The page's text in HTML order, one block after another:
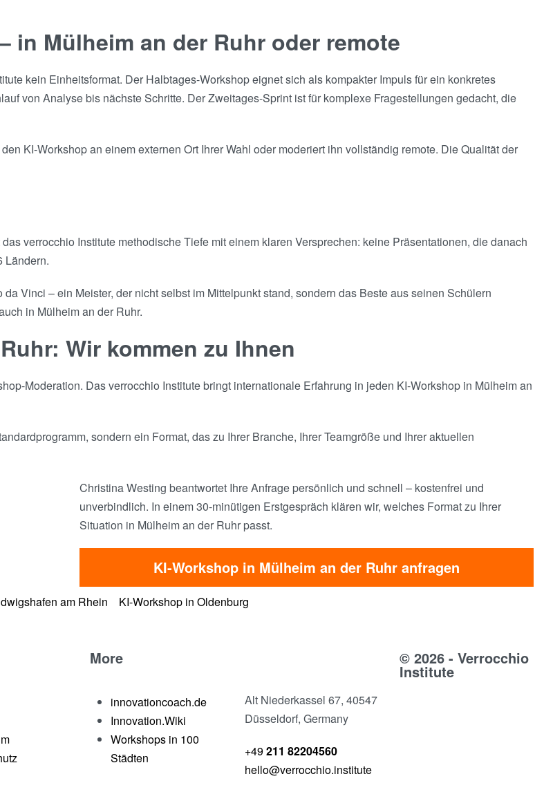
in Mülheim an der Ruhr oder remote
kein Einheitsformat. Der Halbtages-Workshop eignet sich als kompakter Impuls für ein konkretes
von Analyse bis nächste Schritte. Der Zweitages-Sprint ist für komplexe Fragestellungen gedacht, die
KI-Workshop an einem externen Ort Ihrer Wahl oder moderiert ihn vollständig remote. Die Qualität der
verrocchio Institute methodische Tiefe mit einem klaren Versprechen: keine Präsentationen, die danach
Ländern.
Vinci – ein Meister, der nicht selbst im Mittelpunkt stand, sondern das Beste aus seinen Schülern
in Mülheim an der Ruhr.
Wir kommen zu Ihnen
Moderation. Das verrocchio Institute bringt internationale Erfahrung in jeden KI-Workshop in Mülheim an
sondern ein Format, das zu Ihrer Branche, Ihrer Teamgröße und Ihrer aktuellen
Christina Westing beantwortet Ihre Anfrage persönlich und schnell – kostenfrei und
unverbindlich. In einem 30-minütigen Erstgespräch klären wir, welches Format zu Ihrer
Situation in Mülheim an der Ruhr passt.
KI-Workshop in Mülheim an der Ruhr anfragen
am Rhein KI-Workshop in Oldenburg
More
innovationcoach.de
Innovation.Wiki
Workshops in 100
Städten
Alt Niederkassel 67, 40547
Düsseldorf, Germany
+49211 82204560
hello@verrocchio.institute
© 2026 - Verrocchio
Institute